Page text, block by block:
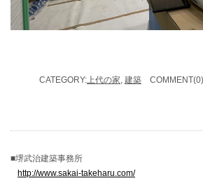
CATEGORY:上代の家, 建築
■堺武治建築事務所
http://www.sakai-takeharu.com/